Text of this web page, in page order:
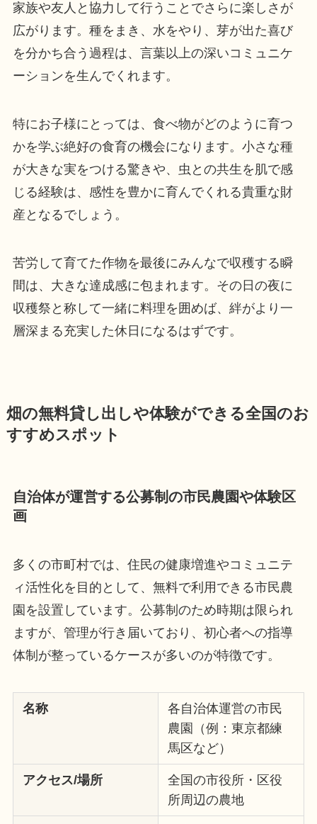
家族や友人と協力して行うことでさらに楽しさが
広がります。種をまき、水をやり、芽が出た喜び
を分かち合う過程は、言葉以上の深いコミュニケ
ーションを生んでくれます。
特にお子様にとっては、食べ物がどのように育つ
かを学ぶ絶好の食育の機会になります。小さな種
が大きな実をつける驚きや、虫との共生を肌で感
じる経験は、感性を豊かに育んでくれる貴重な財
産となるでしょう。
苦労して育てた作物を最後にみんなで収穫する瞬
間は、大きな達成感に包まれます。その日の夜に
収穫祭と称して一緒に料理を囲めば、絆がより一
層深まる充実した休日になるはずです。
畑の無料貸し出しや体験ができる全国のお
すすめスポット
自治体が運営する公募制の市民農園や体験区
画
多くの市町村では、住民の健康増進やコミュニテ
ィ活性化を目的として、無料で利用できる市民農
園を設置しています。公募制のため時期は限られ
ますが、管理が行き届いており、初心者への指導
体制が整っているケースが多いのが特徴です。
名称
各自治体運営の市民
農園（例：東京都練
馬区など）
アクセス/場所
全国の市役所・区役
所周辺の農地